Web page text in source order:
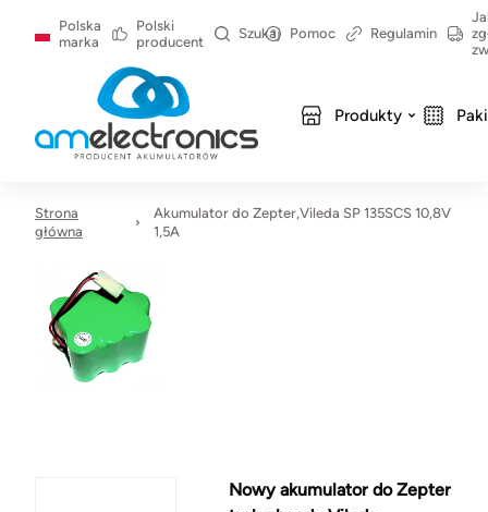
Polska
marka
Polski
producent
Szukaj Pomoc Regulamin
Produkty
Strona
główna
Akumulator do Zepter,Vileda SP 135SCS 10,8V
1,5A
Nowy akumulator do Zepter